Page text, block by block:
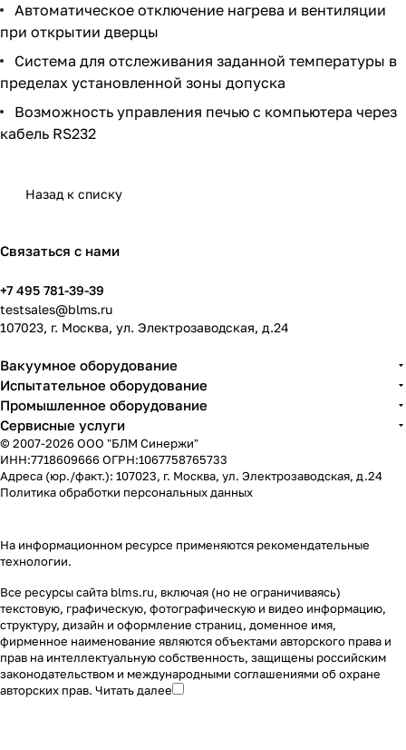
Автоматическое отключение нагрева и вентиляции
при открытии дверцы
Система для отслеживания заданной температуры в
пределах установленной зоны допуска
Возможность управления печью с компьютера через
кабель RS232
Назад к списку
Связаться с нами
+7 495 781-39-39
testsales@blms.ru
107023, г. Москва, ул. Электрозаводская, д.24
Вакуумное оборудование
Испытательное оборудование
Промышленное оборудование
Сервисные услуги
© 2007-2026 ООО "БЛМ Синержи"
ИНН:7718609666 ОГРН:1067758765733
Адреса (юр./факт.): 107023, г. Москва, ул. Электрозаводская, д.24
Политика обработки персональных данных
На информационном ресурсе применяются рекомендательные
технологии.
Все ресурсы сайта blms.ru, включая (но не ограничиваясь)
текстовую, графическую, фотографическую и видео информацию,
структуру, дизайн и оформление страниц, доменное имя,
фирменное наименование являются объектами авторского права и
прав на интеллектуальную собственность, защищены российским
законодательством и международными соглашениями об охране
авторских прав. Читать далее